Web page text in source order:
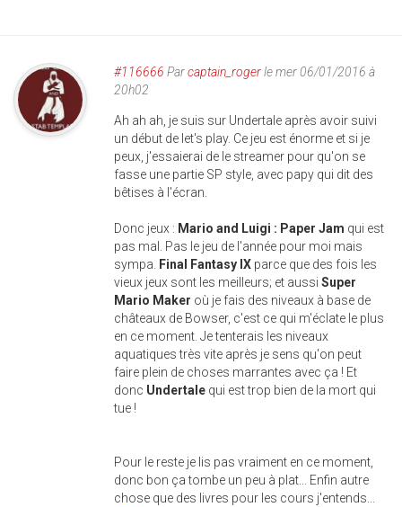
#116666 Parcaptain_rogerle mer 06/01/2016 à
20h02
Ah ah ah, je suis sur Undertale après avoir suivi
un début de let's play. Ce jeu est énorme et si je
peux, j'essaierai de le streamer pour qu'on se
fasse une partie SP style, avec papy qui dit des
bêtises à l'écran.
Donc jeux : Mario and Luigi : Paper Jam qui est
pas mal. Pas le jeu de l'année pour moi mais
sympa. Final Fantasy IX parce que des fois les
vieux jeux sont les meilleurs; et aussi Super
Mario Maker où je fais des niveaux à base de
châteaux de Bowser, c'est ce qui m'éclate le plus
en ce moment. Je tenterais les niveaux
aquatiques très vite après je sens qu'on peut
faire plein de choses marrantes avec ça ! Et
donc Undertale qui est trop bien de la mort qui
tue !
Pour le reste je lis pas vraiment en ce moment,
donc bon ça tombe un peu à plat... Enfin autre
chose que des livres pour les cours j'entends...